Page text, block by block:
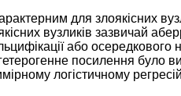
для злоякісних
вузликів зазвичай
або осередкового
посилення було
логістичному